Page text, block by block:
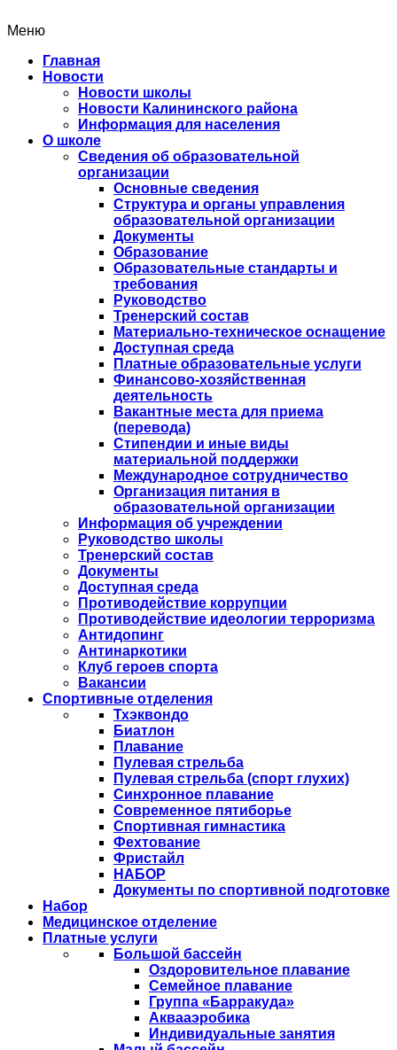
Меню
Главная
Новости
Новости школы
Новости Калининского района
Информация для населения
О школе
Сведения об образовательной
организации
Основные сведения
Структура и органы управления
образовательной организации
Документы
Образование
Образовательные стандарты и
требования
Руководство
Тренерский состав
Материально-техническое оснащение
Доступная среда
Платные образовательные услуги
Финансово-хозяйственная
деятельность
Вакантные места для приема
(перевода)
Стипендии и иные виды
материальной поддержки
Международное сотрудничество
Организация питания в
образовательной организации
Информация об учреждении
Руководство школы
Тренерский состав
Документы
Доступная среда
Противодействие коррупции
Противодействие идеологии терроризма
Антидопинг
Антинаркотики
Клуб героев спорта
Вакансии
Спортивные отделения
Тхэквондо
Биатлон
Плавание
Пулевая стрельба
Пулевая стрельба (спорт глухих)
Синхронное плавание
Современное пятиборье
Спортивная гимнастика
Фехтование
Фристайл
НАБОР
Документы по спортивной подготовке
Набор
Медицинское отделение
Платные услуги
Большой бассейн
Оздоровительное плавание
Семейное плавание
Группа «Барракуда»
Аквааэробика
Индивидуальные занятия